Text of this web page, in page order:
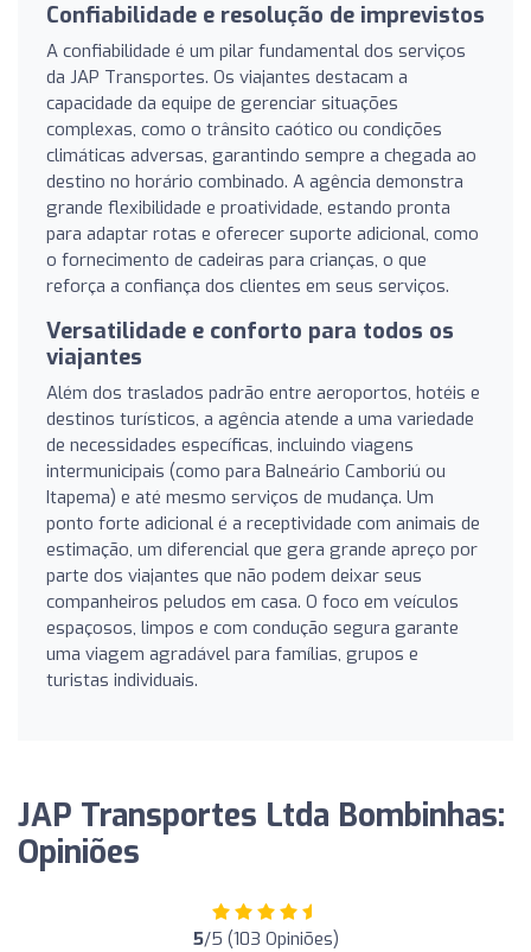
Confiabilidade e resolução de imprevistos
A confiabilidade é um pilar fundamental dos serviços
da JAP Transportes. Os viajantes destacam a
capacidade da equipe de gerenciar situações
complexas, como o trânsito caótico ou condições
climáticas adversas, garantindo sempre a chegada ao
destino no horário combinado. A agência demonstra
grande flexibilidade e proatividade, estando pronta
para adaptar rotas e oferecer suporte adicional, como
o fornecimento de cadeiras para crianças, o que
reforça a confiança dos clientes em seus serviços.
Versatilidade e conforto para todos os
viajantes
Além dos traslados padrão entre aeroportos, hotéis e
destinos turísticos, a agência atende a uma variedade
de necessidades específicas, incluindo viagens
intermunicipais (como para Balneário Camboriú ou
Itapema) e até mesmo serviços de mudança. Um
ponto forte adicional é a receptividade com animais de
estimação, um diferencial que gera grande apreço por
parte dos viajantes que não podem deixar seus
companheiros peludos em casa. O foco em veículos
espaçosos, limpos e com condução segura garante
uma viagem agradável para famílias, grupos e
turistas individuais.
JAP Transportes Ltda Bombinhas:
Opiniões
5/5 (103 Opiniões)